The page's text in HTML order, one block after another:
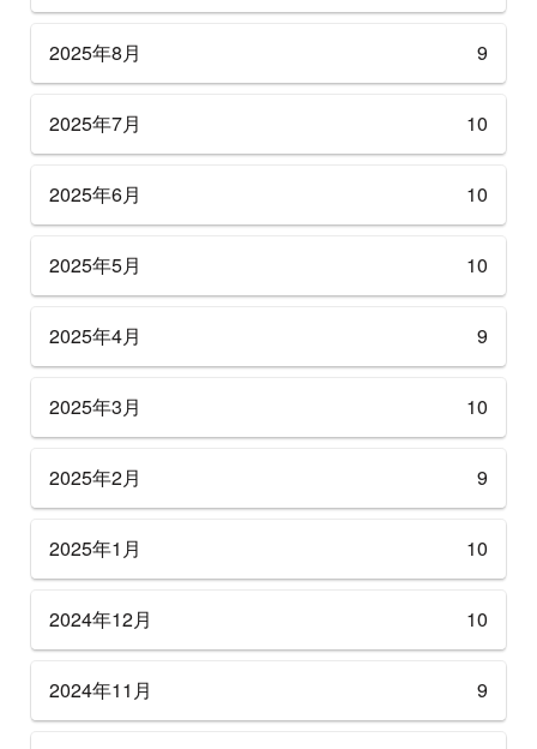
2025年8月 9
2025年7月 10
2025年6月 10
2025年5月 10
2025年4月 9
2025年3月 10
2025年2月 9
2025年1月 10
2024年12月 10
2024年11月 9